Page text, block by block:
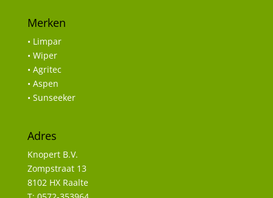
Merken
• Limpar
• Wiper
• Agritec
• Aspen
• Sunseeker
Adres
Knopert B.V.
Zompstraat 13
8102 HX Raalte